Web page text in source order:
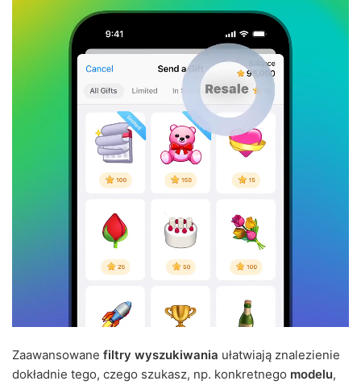
Zaawansowane filtry wyszukiwania ułatwiają znalezienie
dokładnie tego, czego szukasz, np. konkretnego modelu,